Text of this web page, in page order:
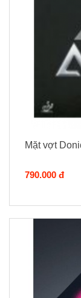
Mặt vợt
790.000 đ